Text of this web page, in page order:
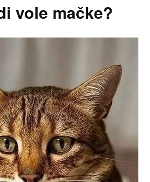
vole mačke?